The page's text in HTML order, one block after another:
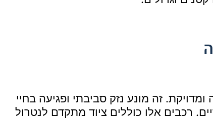
זה מונע נזק סביבתי ופגיעה בחיי
רכבים אלו כוללים ציוד מתקדם לנטרול